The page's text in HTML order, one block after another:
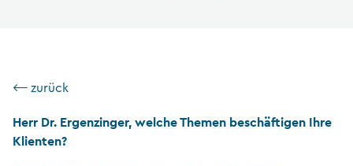
⟵ zurück
Herr Dr. Ergenzinger, welche Themen beschäftigen Ihre
Klienten?